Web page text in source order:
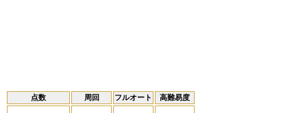
点数 周回 フルオート 高難易度